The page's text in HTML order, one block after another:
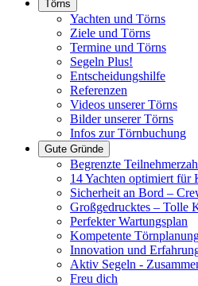
Törns
Yachten und Törns
Ziele und Törns
Termine und Törns
Segeln Plus!
Entscheidungshilfe
Referenzen
Videos unserer Törns
Bilder unserer Törns
Infos zur Törnbuchung
Gute Gründe
Begrenzte
14 Yachten optimiert für
Sicherheit an Bord –
Großgedrucktes – Tolle
Perfekter Wartungsplan
Kompetente
Innovation und
Aktiv Segeln -
Freu dich